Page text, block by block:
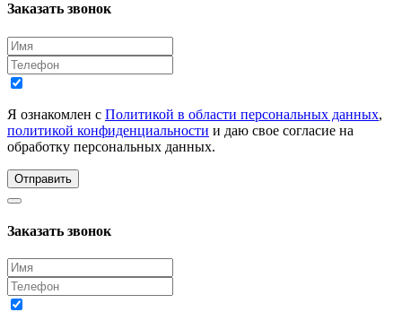
Заказать звонок
Я ознакомлен с Политикой в области персональных данных,
политикой конфиденциальности и даю свое согласие на
обработку персональных данных.
Отправить
Заказать звонок